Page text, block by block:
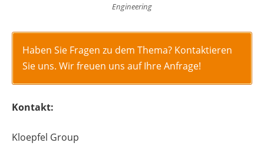
Engineering
Haben Sie Fragen zu dem Thema? Kontaktieren
Sie uns. Wir freuen uns auf Ihre Anfrage!
Kontakt:
Kloepfel Group